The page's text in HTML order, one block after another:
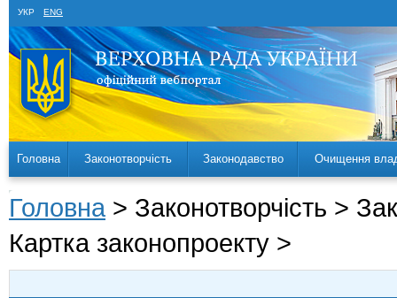
УКР ENG
Головна Законотворчість Законодавство Очищення
Головна > Законотворчість >
Картка законопроекту >